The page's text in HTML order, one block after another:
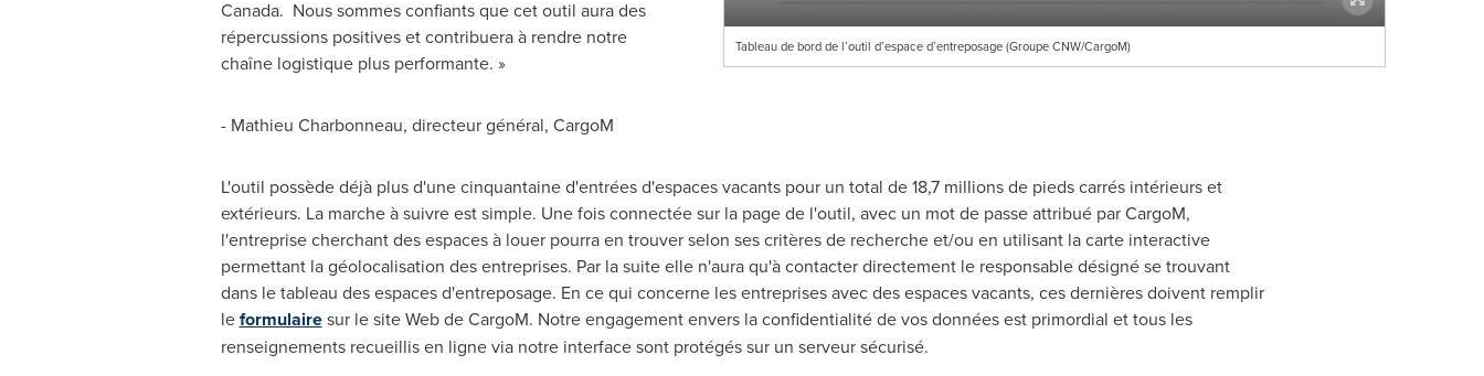
Tableau de bord de l’outil d’espace d’entreposage (Groupe CNW/CargoM)
Canada. Nous sommes confiants que cet outil aura des
répercussions positives et contribuera à rendre notre
chaîne logistique plus performante. »
- Mathieu Charbonneau, directeur général, CargoM
L'outil possède déjà plus d'une cinquantaine d'entrées d'espaces vacants pour un total de 18,7 millions de pieds carrés intérieurs et
extérieurs. La marche à suivre est simple. Une fois connectée sur la page de l'outil, avec un mot de passe attribué par CargoM,
l'entreprise cherchant des espaces à louer pourra en trouver selon ses critères de recherche et/ou en utilisant la carte interactive
permettant la géolocalisation des entreprises. Par la suite elle n'aura qu'à contacter directement le responsable désigné se trouvant
dans le tableau des espaces d'entreposage. En ce qui concerne les entreprises avec des espaces vacants, ces dernières doivent remplir
leformulairesur le site Web de CargoM. Notre engagement envers la confidentialité de vos données est primordial et tous les
renseignements recueillis en ligne via notre interface sont protégés sur un serveur sécurisé.